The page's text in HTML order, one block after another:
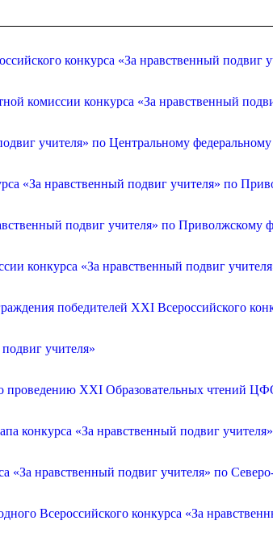
конкурса «За нравственный подвиг
комиссии конкурса «За нравственный
учителя» по Центральному федеральному
«За нравственный подвиг учителя» по
подвиг учителя» по Приволжскому
конкурса «За нравственный подвиг
победителей XXI Всероссийского
учителя»
проведению XXI Образовательных чтений
конкурса «За нравственный подвиг
нравственный подвиг учителя» по
Всероссийского конкурса «За